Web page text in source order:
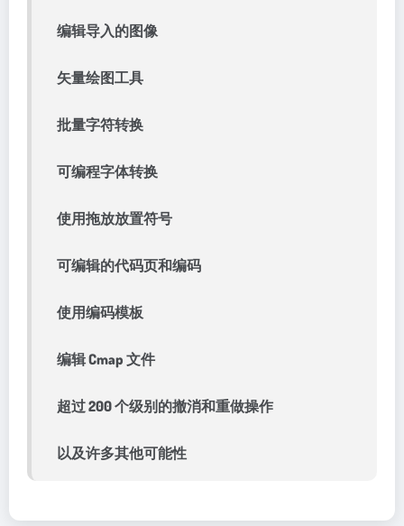
编辑导入的图像
矢量绘图工具
批量字符转换
可编程字体转换
使用拖放放置符号
可编辑的代码页和编码
使用编码模板
编辑 Cmap 文件
超过 200 个级别的撤消和重做操作
以及许多其他可能性